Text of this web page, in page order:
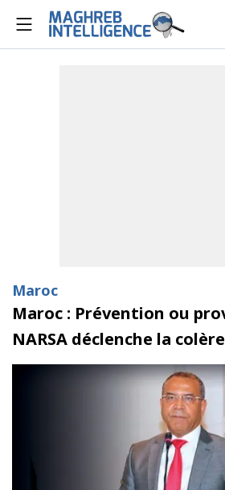
Maroc
Maroc : Prévention ou
NARSA déclenche la